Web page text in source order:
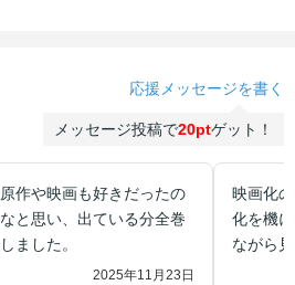
応援メッセージを書く
メッセージ投稿で20ptゲット！
作や映画も好きだったの
と思い、出ている分全巻
ました。
2025年11月23日
映画化
化を機
ながら